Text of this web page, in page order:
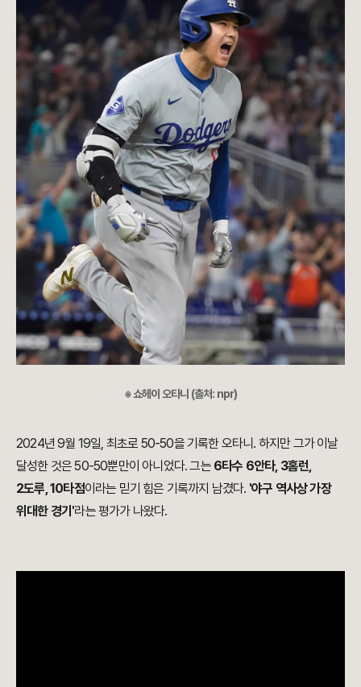
※ 쇼헤이 오타니 (출처: npr)
2024년 9월 19일, 최초로 50-50을 기록한 오타니. 하지만 그가 이날
달성한 것은 50-50뿐만이 아니었다. 그는 6타수 6안타, 3홈런,
2도루, 10타점이라는 믿기 힘은 기록까지 남겼다. '야구 역사상 가장
위대한 경기'라는 평가가 나왔다.